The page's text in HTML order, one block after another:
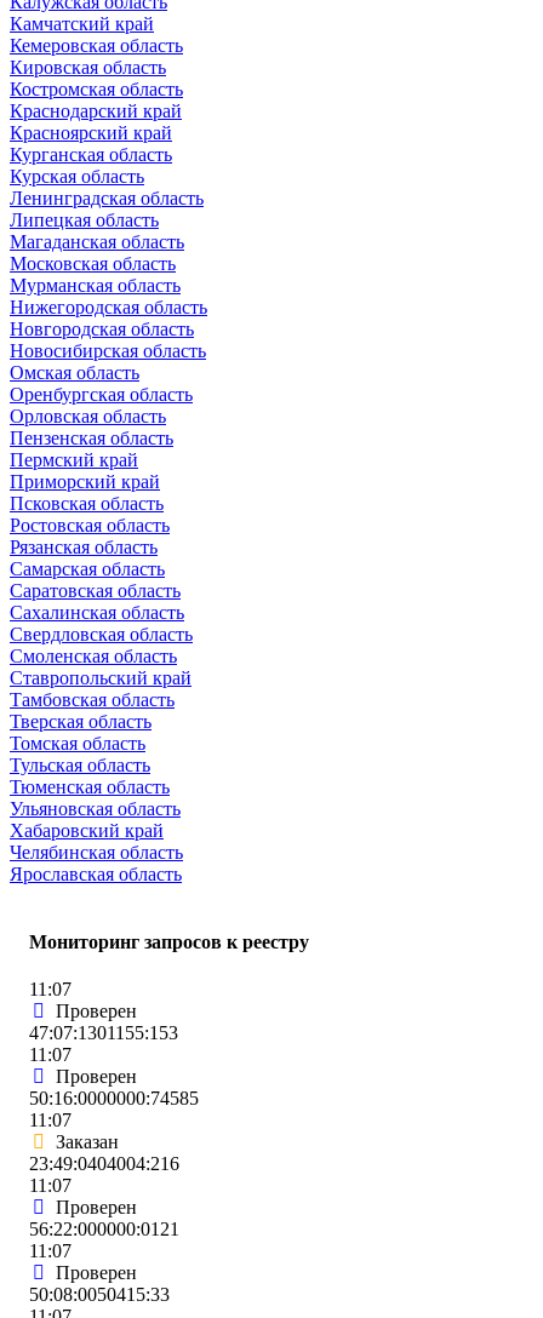
Камчатский край
Кемеровская область
Кировская область
Костромская область
Краснодарский край
Красноярский край
Курганская область
Курская область
Ленинградская область
Липецкая область
Магаданская область
Московская область
Мурманская область
Нижегородская область
Новгородская область
Новосибирская область
Омская область
Оренбургская область
Орловская область
Пензенская область
Пермский край
Приморский край
Псковская область
Ростовская область
Рязанская область
Самарская область
Саратовская область
Сахалинская область
Свердловская область
Смоленская область
Ставропольский край
Тамбовская область
Тверская область
Томская область
Тульская область
Тюменская область
Ульяновская область
Хабаровский край
Челябинская область
Ярославская область
Мониторинг запросов к реестру
11:07
Проверен
47:07:1301155:153
11:07
Проверен
50:16:0000000:74585
11:07
Заказан
23:49:0404004:216
11:07
Проверен
56:22:000000:0121
11:07
Проверен
50:08:0050415:33